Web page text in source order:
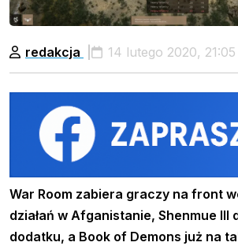
redakcja 14 lutego 2020, 21:05
War Room zabiera graczy na front
działań w Afganistanie, Shenmue III
dodatku, a Book of Demons już na